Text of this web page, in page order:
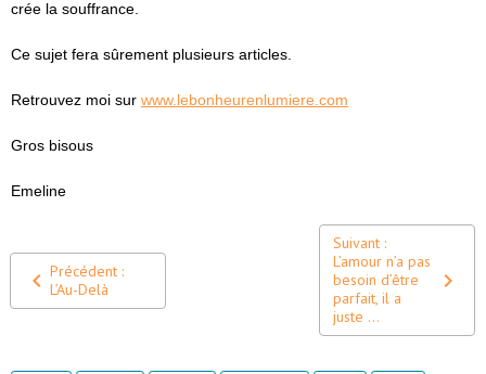
crée la souffrance.
Ce sujet fera sûrement plusieurs articles.
Retrouvez moi sur www.lebonheurenlumiere.com
Gros bisous
Emeline
Précédent :
L’Au-Delà
Suivant :
L’amour n’a pas
besoin d’être
parfait, il a
juste ...